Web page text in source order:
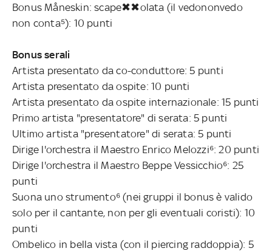
Bonus Måneskin: scape✖✖olata (il vedononvedo
non conta⁵): 10 punti
Bonus serali
Artista presentato da co-conduttore: 5 punti
Artista presentato da ospite: 10 punti
Artista presentato da ospite internazionale: 15 punti
Primo artista "presentatore" di serata: 5 punti
Ultimo artista "presentatore" di serata: 5 punti
Dirige l'orchestra il Maestro Enrico Melozzi⁶: 20 punti
Dirige l'orchestra il Maestro Beppe Vessicchio⁶: 25
punti
Suona uno strumento⁶ (nei gruppi il bonus è valido
solo per il cantante, non per gli eventuali coristi): 10
punti
Ombelico in bella vista (con il piercing raddoppia): 5